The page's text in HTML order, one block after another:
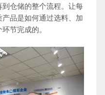
仓储的整个流程。让每
品是如何通过选料、加
节完成的。